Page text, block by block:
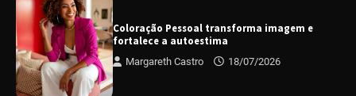
Coloração Pessoal transforma imagem e
fortalece a autoestima
Margareth Castro 18/07/2026